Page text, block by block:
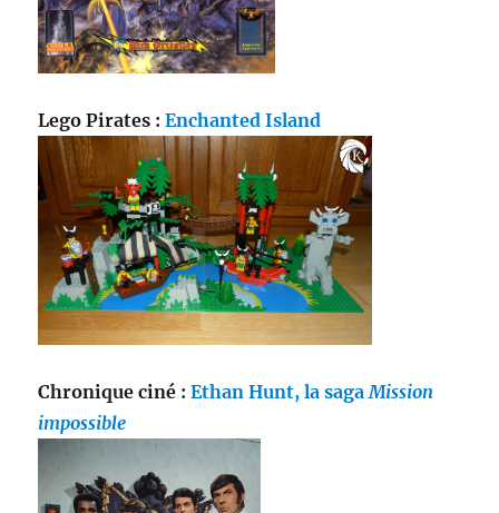
Lego Pirates :Enchanted Island
Chronique ciné :Ethan Hunt, la saga Mission
impossible